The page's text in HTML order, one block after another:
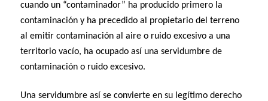
cuando un “contaminador” ha producido primero la
contaminación y ha precedido al propietario del terreno
al emitir contaminación al aire o ruido excesivo a una
territorio vacío, ha ocupado así una servidumbre de
contaminación o ruido excesivo.
Una servidumbre así se convierte en su legítimo derecho